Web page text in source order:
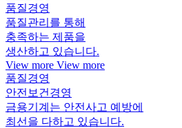
품질경영
품질관리를 통해
충족하는 제품을
생산하고 있습니다.
View more View more
품질경영
안전보건경영
금용기계는 안전사고 예방에
최선을 다하고 있습니다.